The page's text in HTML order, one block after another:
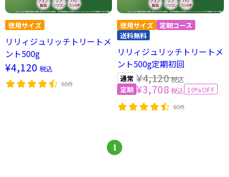
リリィジュリッチトリートメ
ント500g
¥4,120 税込
60件
リリィジュリッチトリートメ
ント500g定期初回
¥3,708 税込 10%OFF
¥4,120税込
60件
1